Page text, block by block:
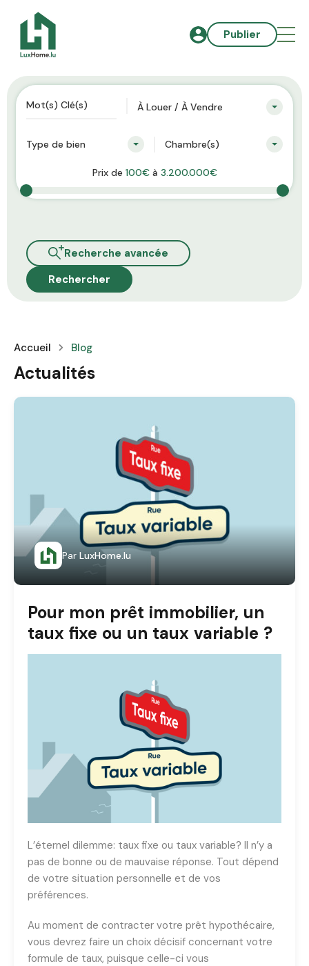
Publier
À Louer / À Vendre
Type de bien Chambre(s)
Prix de 100€à 3.200.000€
Recherche avancée
Rechercher
Accueil Blog
Actualités
Par LuxHome.lu
Pour mon prêt immobilier, un
taux fixe ou un taux variable ?
L’éternel dilemme: taux fixe ou taux variable? Il n’y a
pas de bonne ou de mauvaise réponse. Tout dépend
de votre situation personnelle et de vos
préférences.
Au moment de contracter votre prêt hypothécaire,
vous devrez faire un choix décisif concernant votre
formule de taux, puisque celle-ci vous